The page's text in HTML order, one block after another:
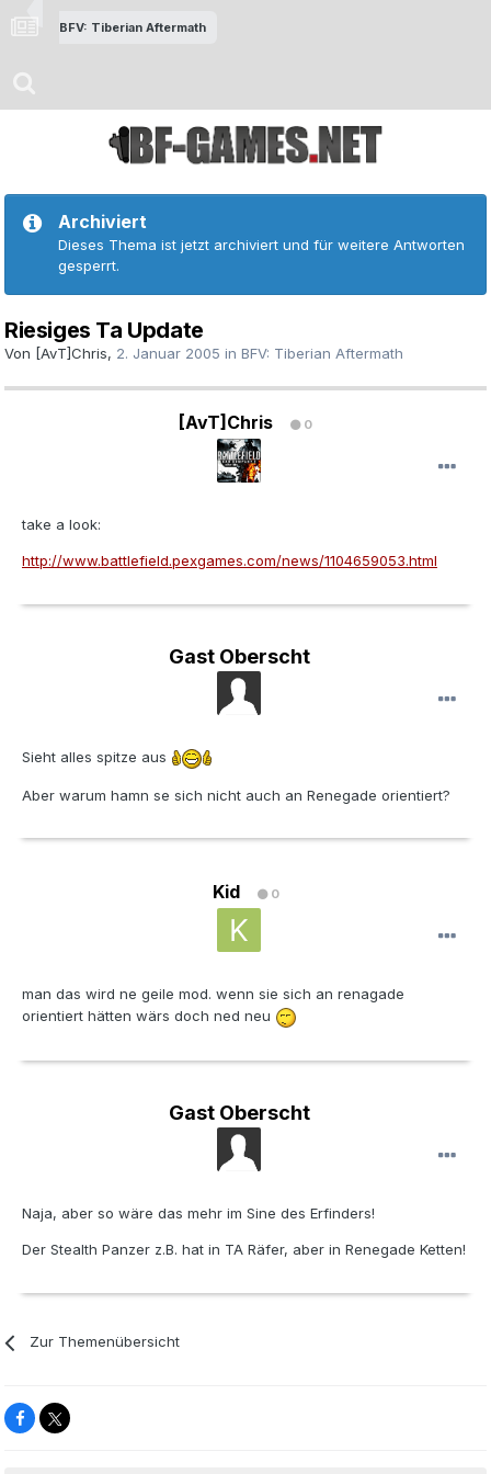
BFV: Tiberian Aftermath
Archiviert
Dieses Thema ist jetzt archiviert und für weitere Antworten
gesperrt.
Riesiges Ta Update
Von [AvT]Chris, 2. Januar 2005 in BFV: Tiberian Aftermath
[AvT]Chris 0
take a look:
http://www.battlefield.pexgames.com/news/1104659053.html
Gast Oberscht
Sieht alles spitze aus
Aber warum hamn se sich nicht auch an Renegade orientiert?
Kid 0
man das wird ne geile mod. wenn sie sich an renagade
orientiert hätten wärs doch ned neu
Gast Oberscht
Naja, aber so wäre das mehr im Sine des Erfinders!
Der Stealth Panzer z.B. hat in TA Räfer, aber in Renegade Ketten!
Zur Themenübersicht